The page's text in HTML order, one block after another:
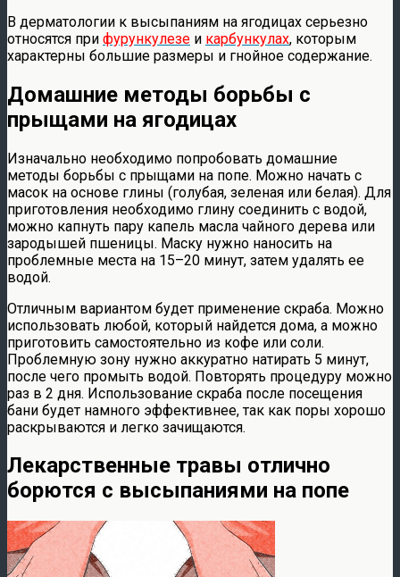
В дерматологии к высыпаниям на ягодицах серьезно
относятся при фурункулезе и карбункулах, которым
характерны большие размеры и гнойное содержание.
Домашние методы борьбы с
прыщами на ягодицах
Изначально необходимо попробовать домашние
методы борьбы с прыщами на попе. Можно начать с
масок на основе глины (голубая, зеленая или белая). Для
приготовления необходимо глину соединить с водой,
можно капнуть пару капель масла чайного дерева или
зародышей пшеницы. Маску нужно наносить на
проблемные места на 15–20 минут, затем удалять ее
водой.
Отличным вариантом будет применение скраба. Можно
использовать любой, который найдется дома, а можно
приготовить самостоятельно из кофе или соли.
Проблемную зону нужно аккуратно натирать 5 минут,
после чего промыть водой. Повторять процедуру можно
раз в 2 дня. Использование скраба после посещения
бани будет намного эффективнее, так как поры хорошо
раскрываются и легко зачищаются.
Лекарственные травы отлично
борются с высыпаниями на попе